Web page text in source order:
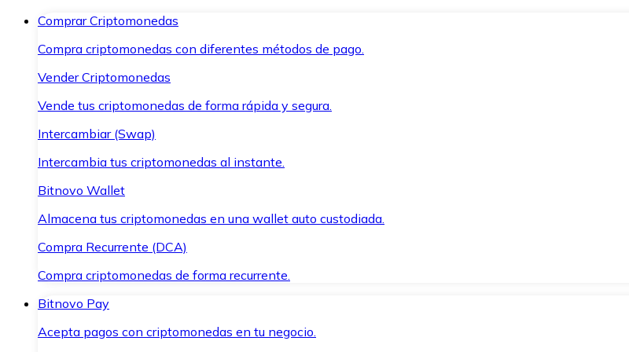
Comprar Criptomonedas
Compra criptomonedas con diferentes métodos de pago.
Vender Criptomonedas
Vende tus criptomonedas de forma rápida y segura.
Intercambiar (Swap)
Intercambia tus criptomonedas al instante.
Bitnovo Wallet
Almacena tus criptomonedas en una wallet auto custodiada.
Compra Recurrente (DCA)
Compra criptomonedas de forma recurrente.
Bitnovo Pay
Acepta pagos con criptomonedas en tu negocio.